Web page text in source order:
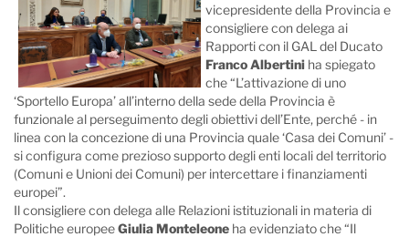
vicepresidente della Provincia e
consigliere con delega ai
Rapporti con il GAL del Ducato
Franco Albertini ha spiegato
che “L’attivazione di uno
‘Sportello Europa’ all’interno della sede della Provincia è
funzionale al perseguimento degli obiettivi dell’Ente, perché - in
linea con la concezione di una Provincia quale ‘Casa dei Comuni’ -
si configura come prezioso supporto degli enti locali del territorio
(Comuni e Unioni dei Comuni) per intercettare i finanziamenti
europei”.
Il consigliere con delega alle Relazioni istituzionali in materia di
Politiche europeeGiulia Monteleone ha evidenziato che “Il